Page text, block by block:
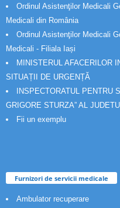
Ordinul Asistenţilor Medicali
Medicali din România
Ordinul Asistenţilor Medicali
Medicali - Filiala Iași
MINISTERUL AFACERILOR
SITUAȚII DE URGENȚĂ
INSPECTORATUL PENTRU
GRIGORE STURZA” AL
Fii un exemplu
Furnizori de servicii medicale
Ambulator recuperare